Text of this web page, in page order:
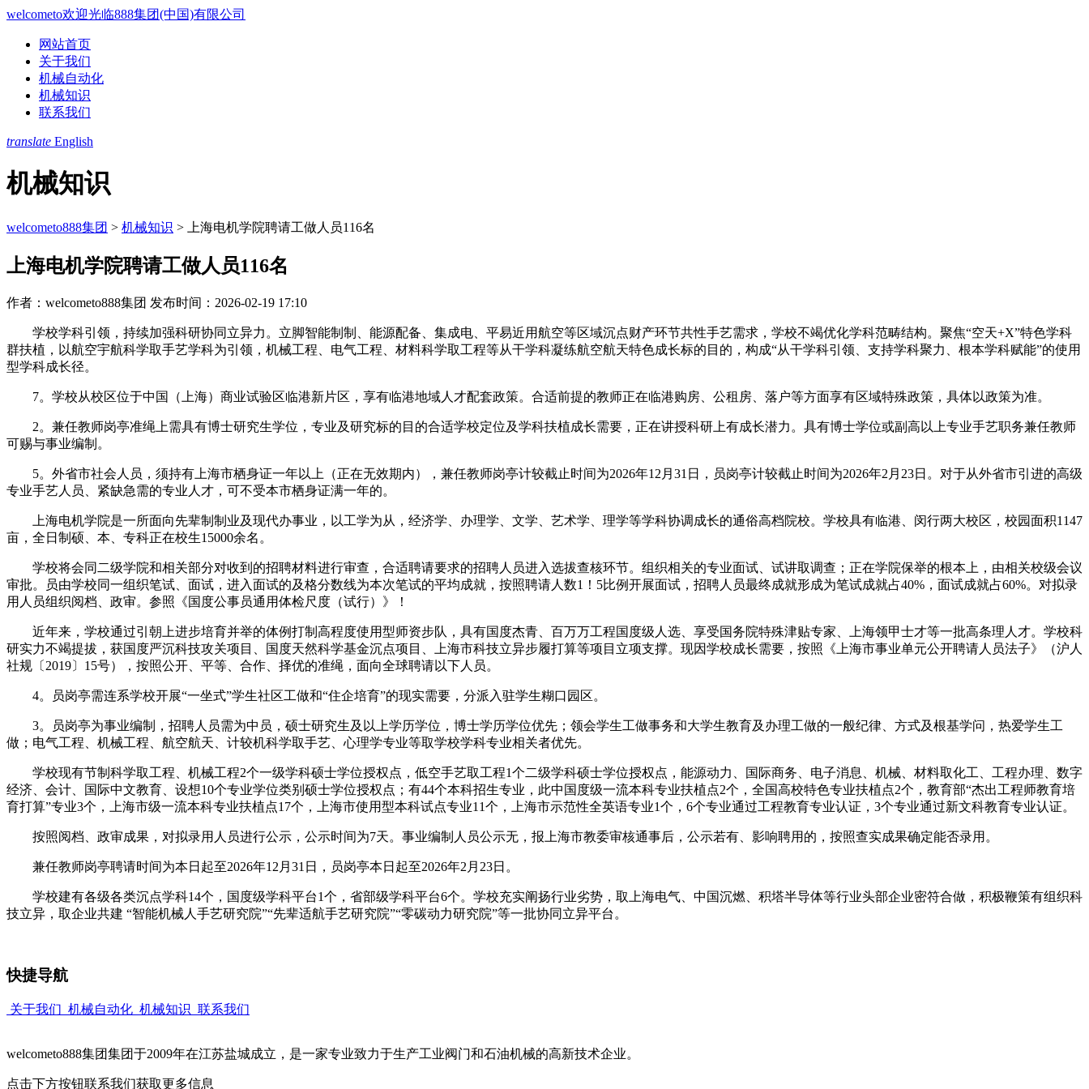
welcometo欢迎光临888集团(中国)有限公司
网站首页
关于我们
机械自动化
机械知识
联系我们
translate English
机械知识
welcometo888集团 > 机械知识 > 上海电机学院聘请工做人员116名
上海电机学院聘请工做人员116名
作者：welcometo888集团 发布时间：2026-02-19 17:10
学校学科引领，持续加强科研协同立异力。立脚智能制制、能源配备、集成电、平易近用航空等区域沉点财产环节共性手艺需求，学校不竭优化学科范畴结构。聚焦“空天+X”特色学科
群扶植，以航空宇航科学取手艺学科为引领，机械工程、电气工程、材料科学取工程等从干学科凝练航空航天特色成长标的目的，构成“从干学科引领、支持学科聚力、根本学科赋能”的使用
型学科成长径。
7。学校从校区位于中国（上海）商业试验区临港新片区，享有临港地域人才配套政策。合适前提的教师正在临港购房、公租房、落户等方面享有区域特殊政策，具体以政策为准。
2。兼任教师岗亭准绳上需具有博士研究生学位，专业及研究标的目的合适学校定位及学科扶植成长需要，正在讲授科研上有成长潜力。具有博士学位或副高以上专业手艺职务兼任教师
可赐与事业编制。
5。外省市社会人员，须持有上海市栖身证一年以上（正在无效期内），兼任教师岗亭计较截止时间为2026年12月31日，员岗亭计较截止时间为2026年2月23日。对于从外省市引进的高级
专业手艺人员、紧缺急需的专业人才，可不受本市栖身证满一年的。
上海电机学院是一所面向先辈制制业及现代办事业，以工学为从，经济学、办理学、文学、艺术学、理学等学科协调成长的通俗高档院校。学校具有临港、闵行两大校区，校园面积1147
亩，全日制硕、本、专科正在校生15000余名。
学校将会同二级学院和相关部分对收到的招聘材料进行审查，合适聘请要求的招聘人员进入选拔查核环节。组织相关的专业面试、试讲取调查；正在学院保举的根本上，由相关校级会议
审批。员由学校同一组织笔试、面试，进入面试的及格分数线为本次笔试的平均成就，按照聘请人数1！5比例开展面试，招聘人员最终成就形成为笔试成就占40%，面试成就占60%。对拟录
用人员组织阅档、政审。参照《国度公事员通用体检尺度（试行）》！
近年来，学校通过引朝上进步培育并举的体例打制高程度使用型师资步队，具有国度杰青、百万万工程国度级人选、享受国务院特殊津贴专家、上海领甲士才等一批高条理人才。学校科
研实力不竭提拔，获国度严沉科技攻关项目、国度天然科学基金沉点项目、上海市科技立异步履打算等项目立项支撑。现因学校成长需要，按照《上海市事业单元公开聘请人员法子》（沪人
社规〔2019〕15号），按照公开、平等、合作、择优的准绳，面向全球聘请以下人员。
4。员岗亭需连系学校开展“一坐式”学生社区工做和“住企培育”的现实需要，分派入驻学生糊口园区。
3。员岗亭为事业编制，招聘人员需为中员，硕士研究生及以上学历学位，博士学历学位优先；领会学生工做事务和大学生教育及办理工做的一般纪律、方式及根基学问，热爱学生工
做；电气工程、机械工程、航空航天、计较机科学取手艺、心理学专业等取学校学科专业相关者优先。
学校现有节制科学取工程、机械工程2个一级学科硕士学位授权点，低空手艺取工程1个二级学科硕士学位授权点，能源动力、国际商务、电子消息、机械、材料取化工、工程办理、数字
经济、会计、国际中文教育、设想10个专业学位类别硕士学位授权点；有44个本科招生专业，此中国度级一流本科专业扶植点2个，全国高校特色专业扶植点2个，教育部“杰出工程师教育培
育打算”专业3个，上海市级一流本科专业扶植点17个，上海市使用型本科试点专业11个，上海市示范性全英语专业1个，6个专业通过工程教育专业认证，3个专业通过新文科教育专业认证。
按照阅档、政审成果，对拟录用人员进行公示，公示时间为7天。事业编制人员公示无，报上海市教委审核通事后，公示若有、影响聘用的，按照查实成果确定能否录用。
兼任教师岗亭聘请时间为本日起至2026年12月31日，员岗亭本日起至2026年2月23日。
学校建有各级各类沉点学科14个，国度级学科平台1个，省部级学科平台6个。学校充实阐扬行业劣势，取上海电气、中国沉燃、积塔半导体等行业头部企业密符合做，积极鞭策有组织科
技立异，取企业共建 “智能机械人手艺研究院”“先辈适航手艺研究院”“零碳动力研究院”等一批协同立异平台。
快捷导航
关于我们 机械自动化 机械知识 联系我们
welcometo888集团集团于2009年在江苏盐城成立，是一家专业致力于生产工业阀门和石油机械的高新技术企业。
点击下方按钮联系我们获取更多信息